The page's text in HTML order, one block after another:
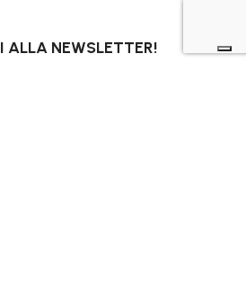
ALLA NEWSLETTER!